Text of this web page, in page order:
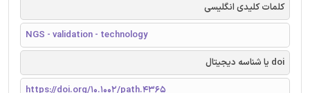
کلمات کلیدی انگلیسی
NGS - validation - technology
doi یا شناسه دیجیتال